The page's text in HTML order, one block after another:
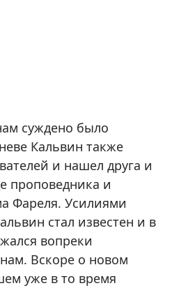
суждено было
Кальвин также
и нашел друга и
проповедника и
Фареля. Усилиями
стал известен и в
вопреки
Вскоре о новом
уже в то время